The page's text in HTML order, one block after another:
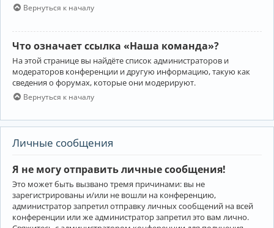
Вернуться к началу
Что означает ссылка «Наша команда»?
На этой странице вы найдёте список администраторов и
модераторов конференции и другую информацию, такую как
сведения о форумах, которые они модерируют.
Вернуться к началу
Личные сообщения
Я не могу отправить личные сообщения!
Это может быть вызвано тремя причинами: вы не
зарегистрированы и/или не вошли на конференцию,
администратор запретил отправку личных сообщений на всей
конференции или же администратор запретил это вам лично.